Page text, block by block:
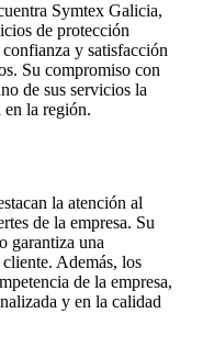
Symtex Galicia,
de protección
y satisfacción
Su compromiso con
de sus servicios la
en la región.
la atención al
de la empresa. Su
garantiza una
Además, los
de la empresa,
y en la calidad